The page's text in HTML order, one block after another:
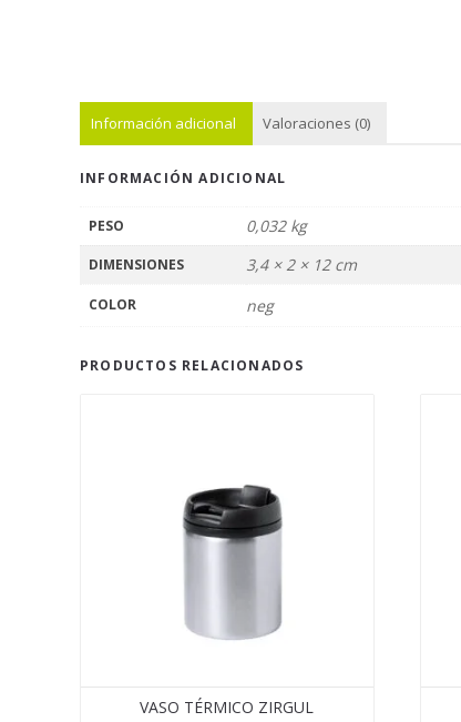
Información adicional Valoraciones (0)
INFORMACIÓN ADICIONAL
PESO 0,032 kg
DIMENSIONES 3,4 × 2 × 12 cm
COLOR neg
PRODUCTOS RELACIONADOS
VASO TÉRMICO ZIRGUL